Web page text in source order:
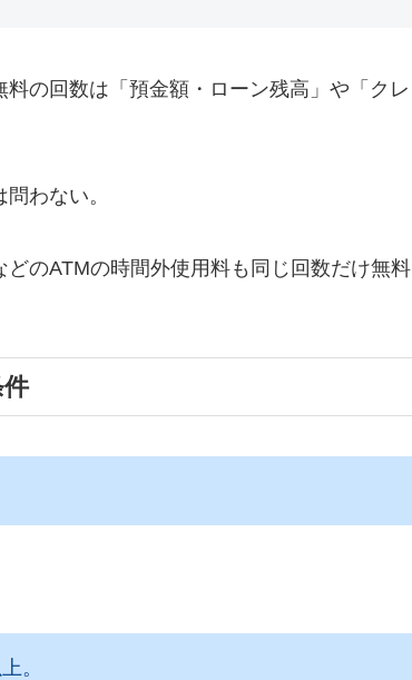
の回数は「預金額・ローン残高」や「クレ
わない。
のATMの時間外使用料も同じ回数だけ無料
。